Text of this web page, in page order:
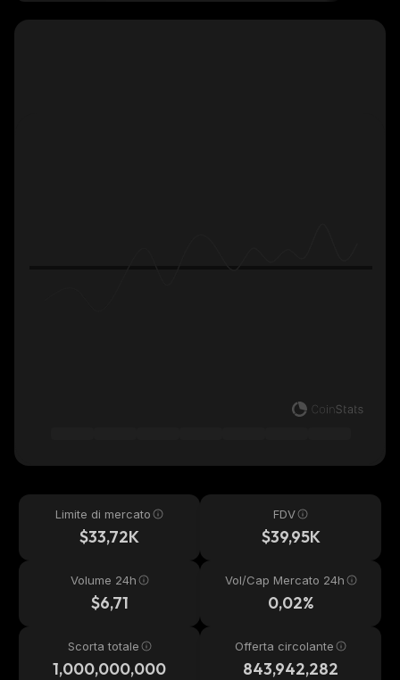
Limite di mercato
$33,72K
FDV
$39,95K
Volume 24h
$6,71
Vol/Cap Mercato 24h
0,02%
Scorta totale
1,000,000,000
Offerta circolante
843,942,282